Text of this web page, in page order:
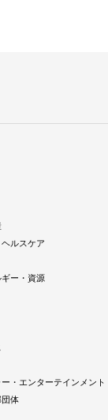
ルスケア
ー・資源
・エンターテインメント
団体